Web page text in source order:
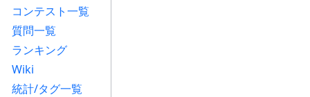
コンテスト一覧
質問一覧
ランキング
Wiki
統計/タグ一覧